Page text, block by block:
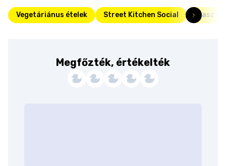
Vegetáriánus ételek Street Kitchen Social Olasz
Megfőzték, értékelték